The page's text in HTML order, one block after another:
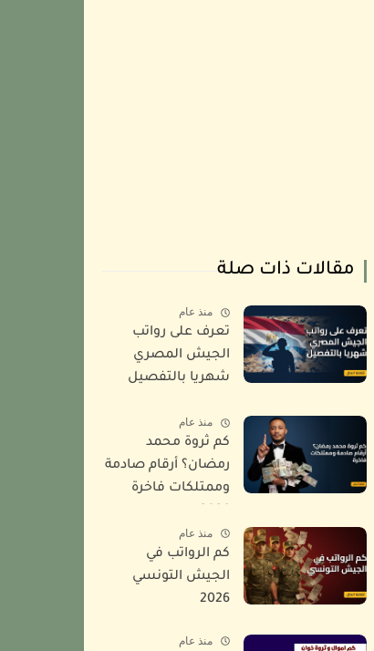
مقالات ذات صلة
منذ عام
تعرف على رواتب
الجيش المصري
شهريا بالتفصيل
منذ عام
كم ثروة محمد
رمضان؟ أرقام صادمة
وممتلكات فاخرة
منذ عام
كم الرواتب في
الجيش التونسي
2026
منذ عام